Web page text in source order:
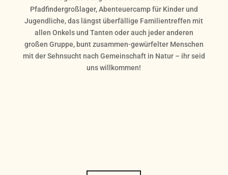
Pfadfindergroßlager, Abenteuercamp für Kinder und
Jugendliche, das längst überfällige Familientreffen mit
allen Onkels und Tanten oder auch jeder anderen
großen Gruppe, bunt zusammen-gewürfelter Menschen
mit der Sehnsucht nach Gemeinschaft in Natur – ihr seid
uns willkommen!